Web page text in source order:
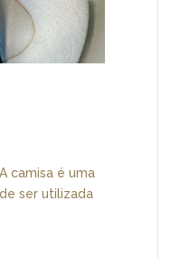
camisa é uma
ser utilizada